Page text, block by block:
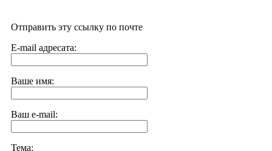
Отправить эту ссылку по почте
E-mail адресата:
Ваше имя:
Ваш e-mail:
Тема: